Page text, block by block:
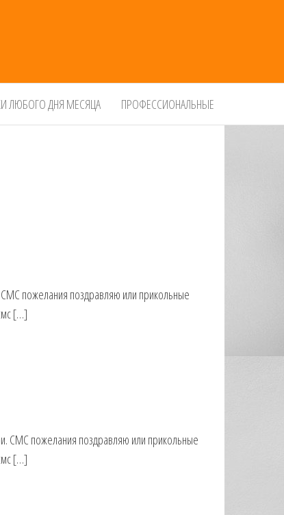
ЛЮБОГО ДНЯ МЕСЯЦА ПРОФЕССИОНАЛЬНЫЕ
пожелания поздравляю или прикольные
[…]
СМС пожелания поздравляю или прикольные
[…]